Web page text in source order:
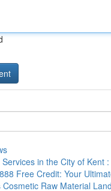
Services in the City of Kent
Free Credit: Your
Cosmetic Raw Material